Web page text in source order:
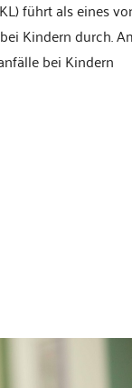
führt als eines
Kindern durch.
bei Kindern